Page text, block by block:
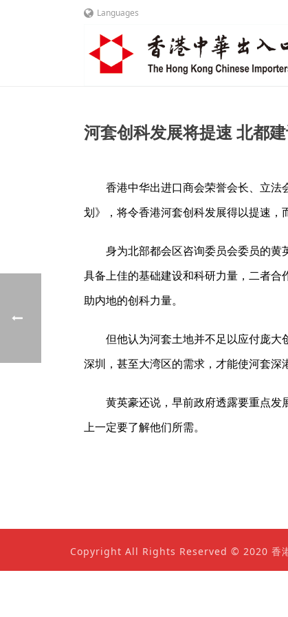
Languages
河套创科发展将提速 北都
香港中华出进口商会荣誉会长、立
划》，将令香港河套创科发展得以提速，
身为北部都会区咨询委员会委员的
具备上佳的基础建设和科研力量，二者
助内地的创科力量。
但他认为河套土地并不足以应付庞
深圳，甚至大湾区的需求，才能使河套深
黄英豪还说，早前政府透露要重点
上一定要了解他们所需。
Copyright All Rights Reserved © 2020 香港